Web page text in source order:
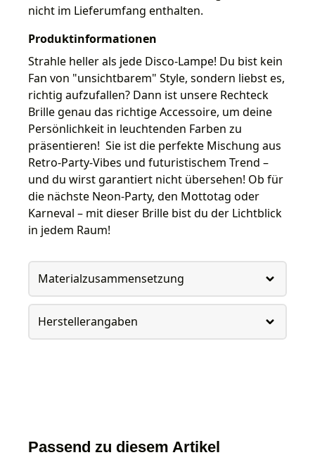
nicht im Lieferumfang enthalten.
Produktinformationen
Strahle heller als jede Disco-Lampe! Du bist kein
Fan von "unsichtbarem" Style, sondern liebst es,
richtig aufzufallen? Dann ist unsere Rechteck
Brille genau das richtige Accessoire, um deine
Persönlichkeit in leuchtenden Farben zu
präsentieren! Sie ist die perfekte Mischung aus
Retro-Party-Vibes und futuristischem Trend –
und du wirst garantiert nicht übersehen! Ob für
die nächste Neon-Party, den Mottotag oder
Karneval – mit dieser Brille bist du der Lichtblick
in jedem Raum!
Materialzusammensetzung
Herstellerangaben
Passend zu diesem Artikel